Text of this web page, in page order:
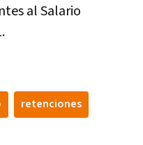
al Salario
retenciones